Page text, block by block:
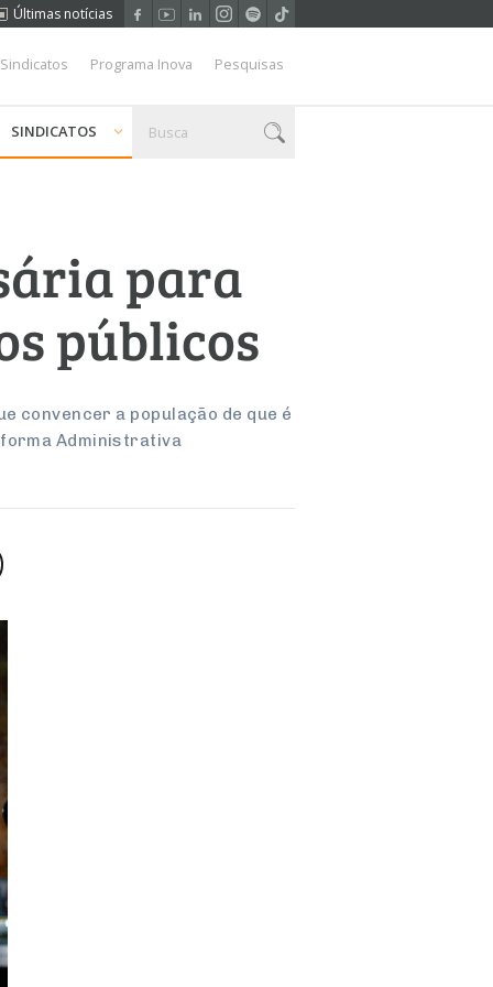
Últimas notícias
Programa Inova Pesquisas
SINDICATOS
para
públicos
convencer a população de que é
Administrativa